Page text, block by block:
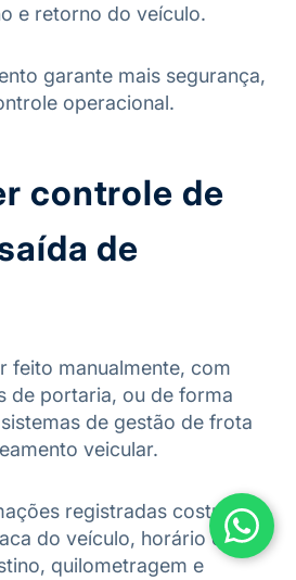
e retorno do veículo.
garante mais segurança,
operacional.
controle de
de
feito manualmente, com
de portaria, ou de forma
de gestão de frota
veicular.
registradas costumam
do veículo, horário de
quilometragem e